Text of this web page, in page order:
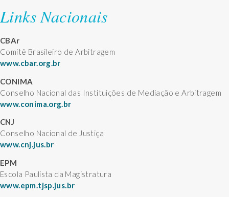
Links Nacionais
CBAr
Comitê Brasileiro de Arbitragem
www.cbar.org.br
CONIMA
Conselho Nacional das Instituições de Mediação e Arbitragem
www.conima.org.br
CNJ
Conselho Nacional de Justiça
www.cnj.jus.br
EPM
Escola Paulista da Magistratura
www.epm.tjsp.jus.br